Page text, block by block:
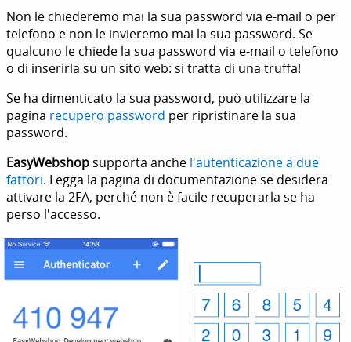
Non le chiederemo mai la sua password via e-mail o per
telefono e non le invieremo mai la sua password. Se
qualcuno le chiede la sua password via e-mail o telefono
o di inserirla su un sito web: si tratta di una truffa!
Se ha dimenticato la sua password, può utilizzare la
pagina recupero password per ripristinare la sua
password.
EasyWebshopsupporta anche l'autenticazione a due
fattori. Legga la pagina di documentazione se desidera
attivare la 2FA, perché non è facile recuperarla se ha
perso l'accesso.